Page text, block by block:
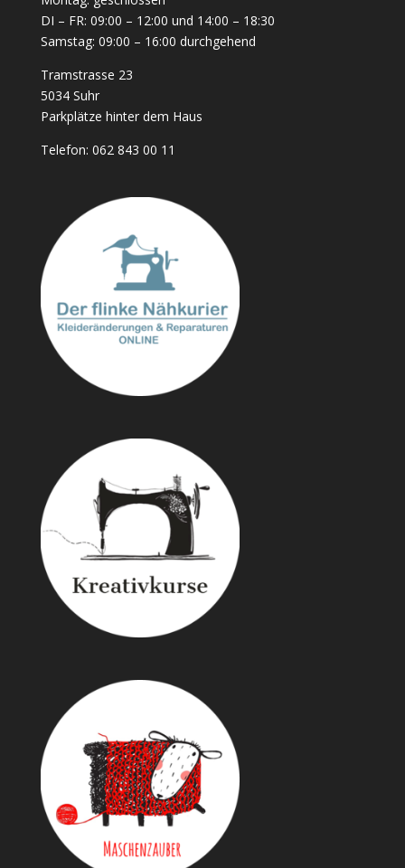
DI – FR: 09:00 – 12:00 und 14:00 – 18:30
Samstag: 09:00 – 16:00 durchgehend
Tramstrasse 23
5034 Suhr
Parkplätze hinter dem Haus
Telefon: 062 843 00 11